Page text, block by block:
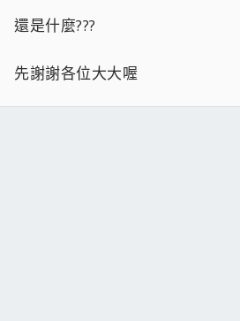
還是什麼???
先謝謝各位大大喔